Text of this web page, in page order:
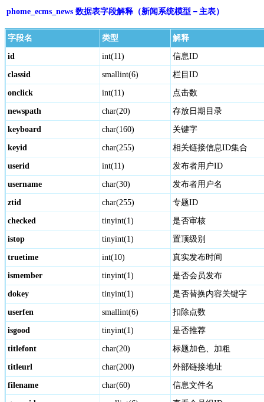
phome_ecms_news 数据表字段解释（新闻系统模型－主表）
字段名 类型 解释
id int(11) 信息ID
classid smallint(6) 栏目ID
onclick int(11) 点击数
newspath char(20) 存放日期目录
keyboard char(160) 关键字
keyid char(255) 相关链接信息ID集合
userid int(11) 发布者用户ID
username char(30) 发布者用户名
ztid char(255) 专题ID
checked tinyint(1) 是否审核
istop tinyint(1) 置顶级别
truetime int(10) 真实发布时间
ismember tinyint(1) 是否会员发布
dokey tinyint(1) 是否替换内容关键字
userfen smallint(6) 扣除点数
isgood tinyint(1) 是否推荐
titlefont char(20) 标题加色、加粗
titleurl char(200) 外部链接地址
filename char(60) 信息文件名